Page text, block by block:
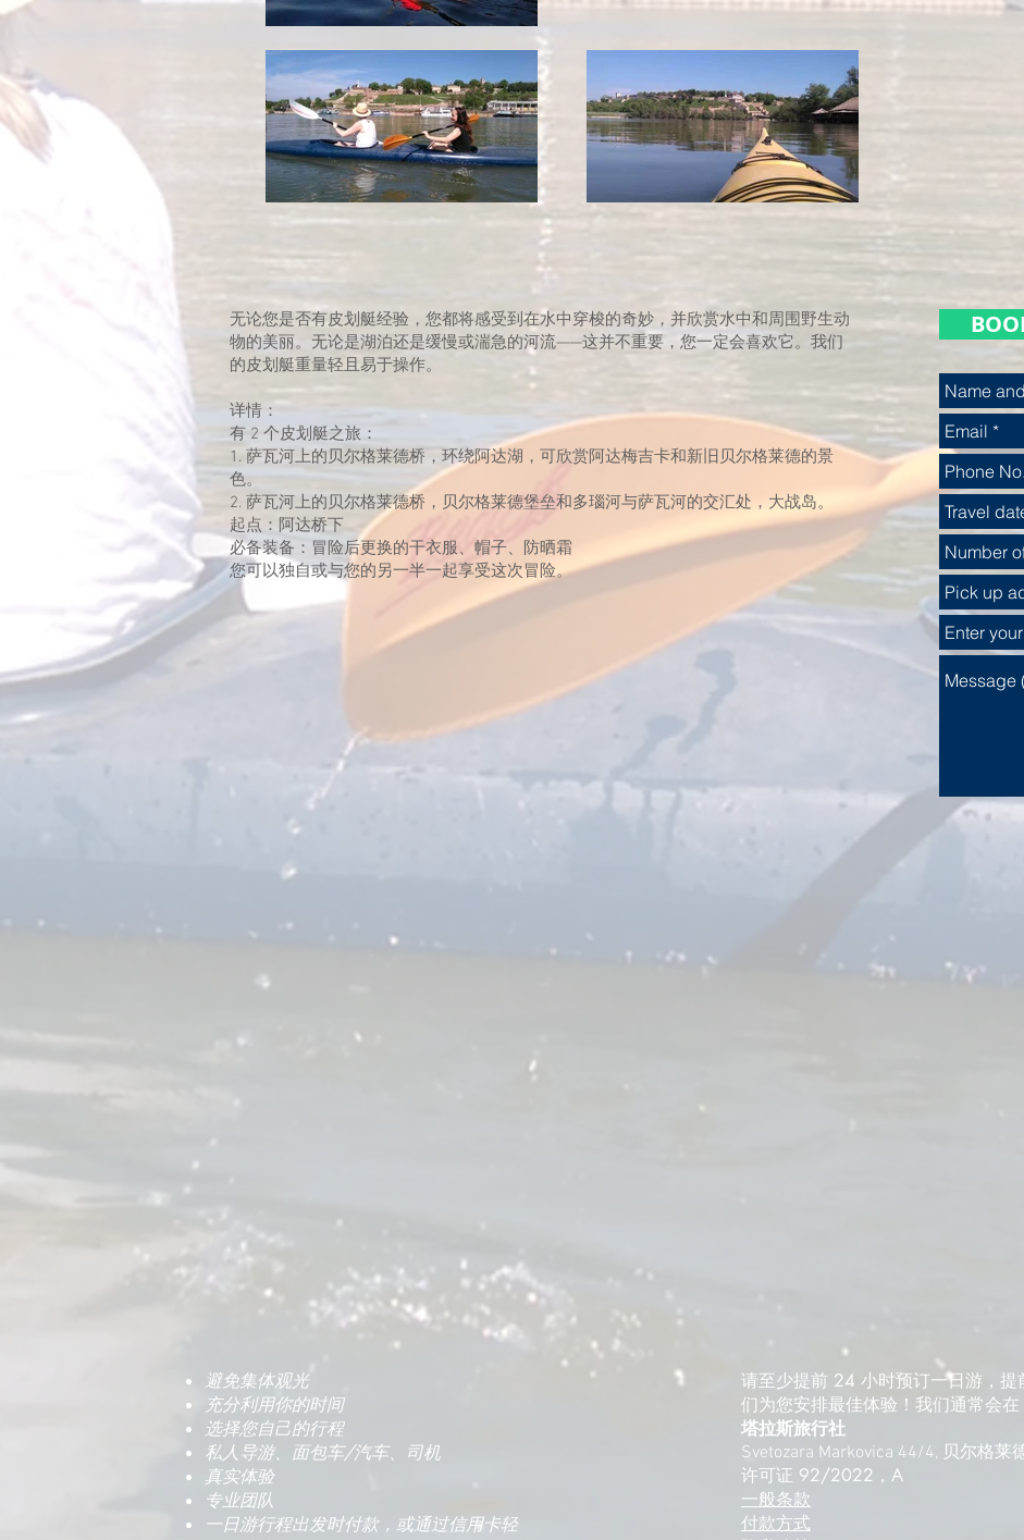
无论您是否有皮划艇经验，您都将感受到在水中穿梭的奇妙，并欣赏水中和周围野生动
物的美丽。无论是湖泊还是缓慢或湍急的河流——这并不重要，您一定会喜欢它。我们
的皮划艇重量轻且易于操作。
详情：
有 2 个皮划艇之旅：
1. 萨瓦河上的贝尔格莱德桥，环绕阿达湖，可欣赏阿达梅吉卡和新旧贝尔格莱德的景
色。
2. 萨瓦河上的贝尔格莱德桥，贝尔格莱德堡垒和多瑙河与萨瓦河的交汇处，大战岛。
起点：阿达桥下
必备装备：冒险后更换的干衣服、帽子、防晒霜
您可以独自或与您的另一半一起享受这次冒险。
避免集体观光
充分利用你的时间
选择您自己的行程
私人导游、面包车/汽车、司机
真实体验
专业团队
一日游行程出发时付款，或通过信用卡轻
请至少提前 24 小时预订一日游，
们为您安排最佳体验！我们通常会在
塔拉斯旅行社
Svetozara Markovica 44/4, 贝尔格莱
许可证 92/2022，A
一般条款
付款方式